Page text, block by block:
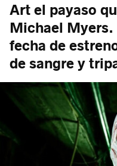
Art el payaso
Michael
fecha de
de sangre y